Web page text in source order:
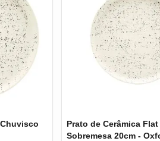
Prato de Cerâmica
Sobremesa 20cm -